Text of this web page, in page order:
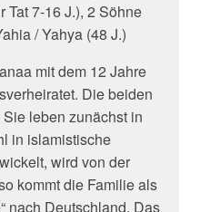
Tat 7-16 J.), 2 Söhne
/ Yahya (48 J.)
mit dem 12 Jahre
Die beiden
leben zunächst in
in islamistische
wird von der
kommt die Familie als
nach Deutschland. Das